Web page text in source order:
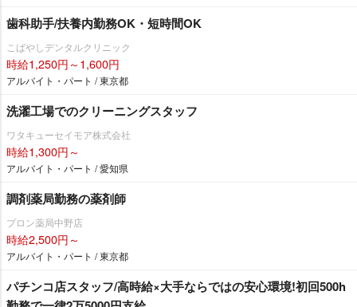
歯科助手/扶養内勤務OK・短時間OK
こばやしデンタルクリニック
時給1,250円～1,600円
アルバイト・パート / 東京都
洗濯工場でのクリーニングスタッフ
ワタキューセイモア株式会社
時給1,300円～
アルバイト・パート / 愛知県
調剤薬局勤務の薬剤師
プロン薬局中野店
時給2,500円～
アルバイト・パート / 東京都
パチンコ店スタッフ/高時給×大手ならではの安心環境!初回500h